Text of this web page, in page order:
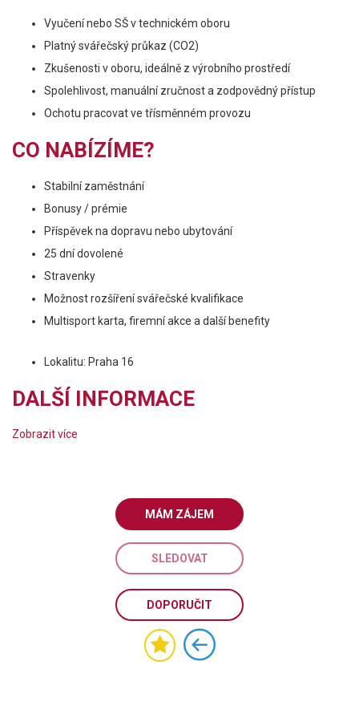
Vyučení nebo SŠ v technickém oboru
Platný svářečský průkaz (CO2)
Zkušenosti v oboru, ideálně z výrobního prostředí
Spolehlivost, manuální zručnost a zodpovědný přístup
Ochotu pracovat ve třísměnném provozu
CO NABÍZÍME?
Stabilní zaměstnání
Bonusy / prémie
Příspěvek na dopravu nebo ubytování
25 dní dovolené
Stravenky
Možnost rozšíření svářečské kvalifikace
Multisport karta, firemní akce a další benefity
Lokalitu: Praha 16
DALŠÍ INFORMACE
Zobrazit více
MÁM ZÁJEM
SLEDOVAT
DOPORUČIT